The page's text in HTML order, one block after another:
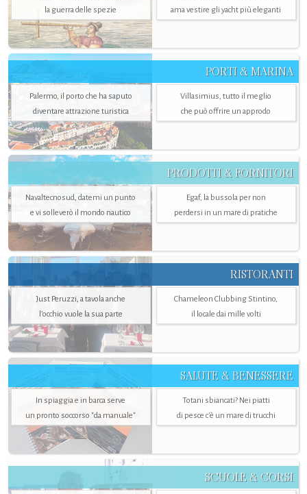
la guerra delle spezie
ama vestire gli yacht più eleganti
PORTI & MARINA
Palermo, il porto che ha saputo
diventare attrazione turistica
Villasimius, tutto il meglio
che può offrire un approdo
PRODOTTI & FORNITORI
Navaltecnosud, datemi un punto
e vi solleverò il mondo nautico
Egaf, la bussola per non
perdersi in un mare di pratiche
RISTORANTI
Just Peruzzi, a tavola anche
l’occhio vuole la sua parte
Chameleon Clubbing Stintino,
il locale dai mille volti
SALUTE & BENESSERE
In spiaggia e in barca serve
un pronto soccorso "da manuale"
Totani sbiancati? Nei piatti
di pesce c'è un mare di trucchi
SCUOLE & CORSI